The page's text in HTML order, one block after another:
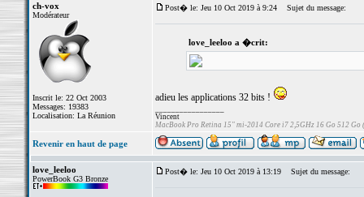
ch-vox
Modérateur
Inscrit le: 22 Oct 2003
Messages: 19383
Localisation: La Réunion
Post� le: Jeu 10 Oct 2019 à 9:24 Sujet du message:
love_leeloo a �crit:
adieu les applications 32 bits !
Vincent
MacBook Pro Retina 15" mi-2014 Core i7 2,5GHz 16 Go 512 Go
Revenir en haut de page
love_leeloo
PowerBook G3 Bronze
Post� le: Jeu 10 Oct 2019 à 13:19 Sujet du message: